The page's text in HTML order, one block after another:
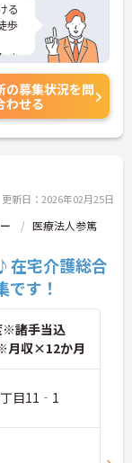
る
歩
ま
境
っ
ら
だ
の募集状況を問
わせる
更新日：2026年02月25日
医療法人参篤
在宅介護総合
す！
※諸手当込
月収×12か月
丁目11‐1